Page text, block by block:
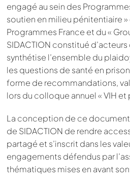
engagé au sein des
soutien en milieu pénitentiaire
Programmes France et du «
SIDACTION constitué
synthétise l’ensemble du
les questions de santé en
forme de recommandations,
lors du colloque annuel « VIH et
La conception de ce
de SIDACTION de rendre
partagé et s’inscrit dans les
engagements défendus par
thématiques mises en avant